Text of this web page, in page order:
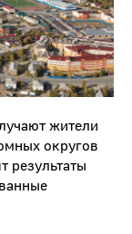
жители
округов
результаты